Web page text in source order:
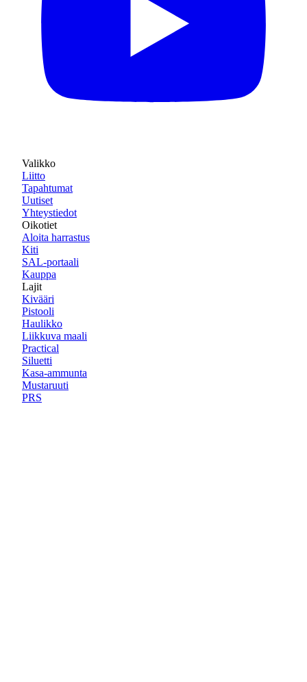
Valikko
Liitto
Tapahtumat
Uutiset
Yhteystiedot
Oikotiet
Aloita harrastus
Kiti
SAL-portaali
Kauppa
Lajit
Kivääri
Pistooli
Haulikko
Liikkuva maali
Practical
Siluetti
Kasa-ammunta
Mustaruuti
PRS